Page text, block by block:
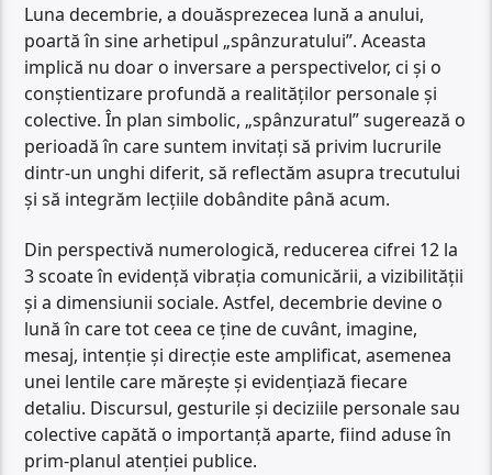
Luna decembrie, a douăsprezecea lună a anului,
poartă în sine arhetipul „spânzuratului”. Aceasta
implică nu doar o inversare a perspectivelor, ci și o
conștientizare profundă a realităților personale și
colective. În plan simbolic, „spânzuratul” sugerează o
perioadă în care suntem invitați să privim lucrurile
dintr-un unghi diferit, să reflectăm asupra trecutului
și să integrăm lecțiile dobândite până acum.
Din perspectivă numerologică, reducerea cifrei 12 la
3 scoate în evidență vibrația comunicării, a vizibilității
și a dimensiunii sociale. Astfel, decembrie devine o
lună în care tot ceea ce ține de cuvânt, imagine,
mesaj, intenție și direcție este amplificat, asemenea
unei lentile care mărește și evidențiază fiecare
detaliu. Discursul, gesturile și deciziile personale sau
colective capătă o importanță aparte, fiind aduse în
prim-planul atenției publice.